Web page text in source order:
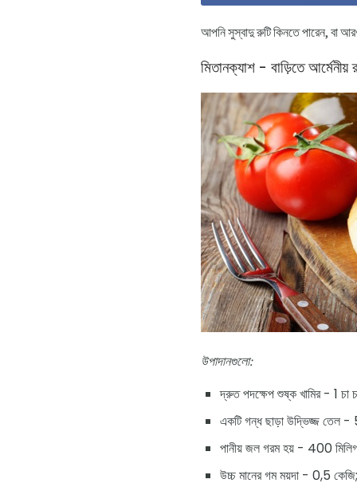
আপনি সুস্বাদু রুটি কিনতে পারেন, বা
মিতানক্যাশ - বাড়িতে আর্মেনীয়
উপাদানগুলো:
দ্রুত পদক্ষেপ শুষ্ক খামির - 1 চা
একটি গন্ধ ছাড়া উদ্ভিজ্জ তেল -
পানীয় জল গরম হয় - 400
উচ্চ মানের গম ময়দা - 0,5 কেজি;